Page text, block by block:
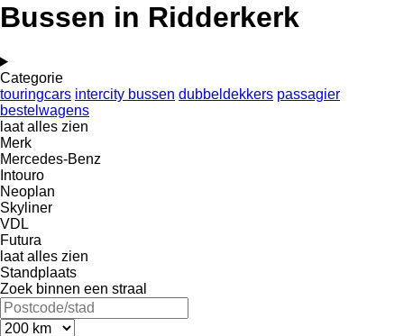
Bussen in Ridderkerk
Categorie
touringcars intercity bussen dubbeldekkers passagier
bestelwagens
laat alles zien
Merk
Mercedes-Benz
Intouro
Neoplan
Skyliner
VDL
Futura
laat alles zien
Standplaats
Zoek binnen een straal